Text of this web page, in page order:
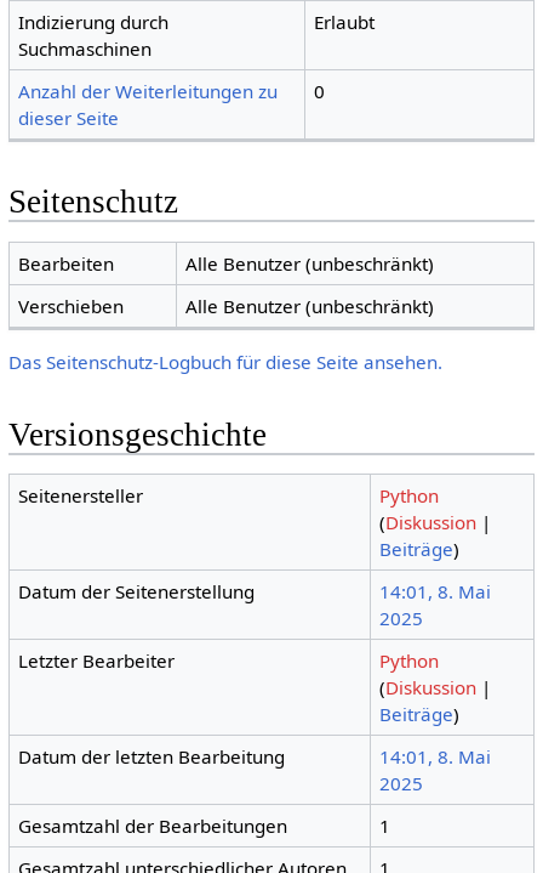
Indizierung durch
Suchmaschinen
Erlaubt
Anzahl der Weiterleitungen zu
dieser Seite
0
Seitenschutz
Bearbeiten
Alle Benutzer (unbeschränkt)
Verschieben
Alle Benutzer (unbeschränkt)
Das Seitenschutz-Logbuch für diese Seite ansehen.
Versionsgeschichte
Seitenersteller
Python
(Diskussion |
Beiträge)
Datum der Seitenerstellung
14:01, 8. Mai
2025
Letzter Bearbeiter
Python
(Diskussion |
Beiträge)
Datum der letzten Bearbeitung
14:01, 8. Mai
2025
Gesamtzahl der Bearbeitungen
1